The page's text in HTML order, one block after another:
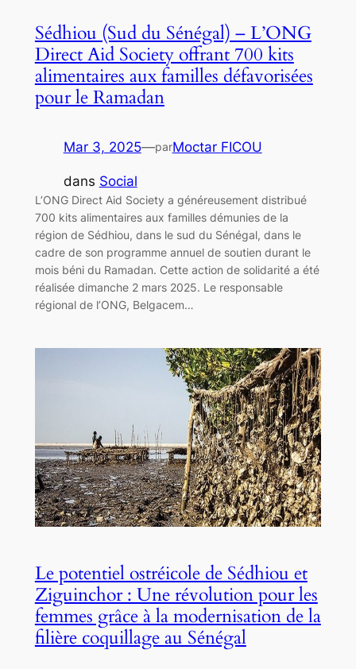
Sédhiou (Sud du Sénégal) – L’ONG
Direct Aid Society offrant 700 kits
alimentaires aux familles défavorisées
pour le Ramadan
Mar 3, 2025—parMoctar FICOU
dans Social
L’ONG Direct Aid Society a généreusement distribué
700 kits alimentaires aux familles démunies de la
région de Sédhiou, dans le sud du Sénégal, dans le
cadre de son programme annuel de soutien durant le
mois béni du Ramadan. Cette action de solidarité a été
réalisée dimanche 2 mars 2025. Le responsable
régional de l’ONG, Belgacem…
Le potentiel ostréicole de Sédhiou et
Ziguinchor : Une révolution pour les
femmes grâce à la modernisation de la
filière coquillage au Sénégal